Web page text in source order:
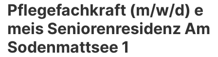
Pflegefachkraft (m/w/d) e
meis Seniorenresidenz Am
Sodenmattsee 1